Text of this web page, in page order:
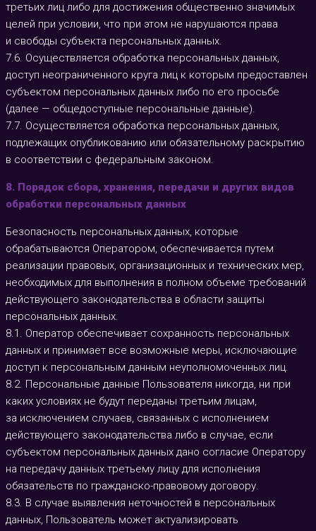
третьих лиц либо для достижения общественно значимых
целей при условии, что при этом не нарушаются права
и свободы субъекта персональных данных.
7.6. Осуществляется обработка персональных данных,
доступ неограниченного круга лиц к которым предоставлен
субъектом персональных данных либо по его просьбе
(далее — общедоступные персональные данные).
7.7. Осуществляется обработка персональных данных,
подлежащих опубликованию или обязательному раскрытию
в соответствии с федеральным законом.
8. Порядок сбора, хранения, передачи и других видов
обработки персональных данных
Безопасность персональных данных, которые
обрабатываются Оператором, обеспечивается путем
реализации правовых, организационных и технических мер,
необходимых для выполнения в полном объеме требований
действующего законодательства в области защиты
персональных данных.
8.1. Оператор обеспечивает сохранность персональных
данных и принимает все возможные меры, исключающие
доступ к персональным данным неуполномоченных лиц.
8.2. Персональные данные Пользователя никогда, ни при
каких условиях не будут переданы третьим лицам,
за исключением случаев, связанных с исполнением
действующего законодательства либо в случае, если
субъектом персональных данных дано согласие Оператору
на передачу данных третьему лицу для исполнения
обязательств по гражданско-правовому договору.
8.3. В случае выявления неточностей в персональных
данных, Пользователь может актуализировать